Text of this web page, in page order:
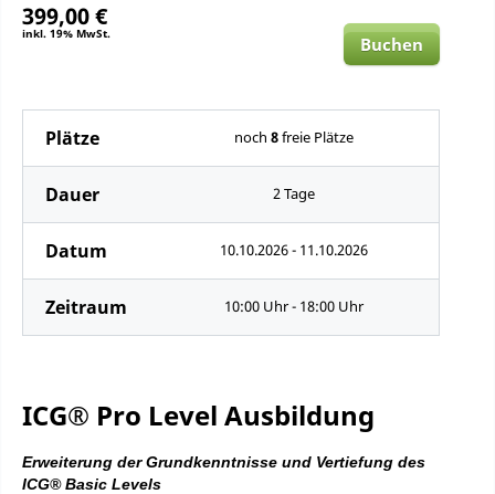
399,00 €
inkl. 19% MwSt. Buchen
Plätze noch 8freie Plätze
Dauer 2 Tage
Datum 10.10.2026 - 11.10.2026
Zeitraum 10:00 Uhr - 18:00 Uhr
ICG® Pro Level Ausbildung
Erweiterung der Grundkenntnisse und Vertiefung des
ICG® Basic Levels​